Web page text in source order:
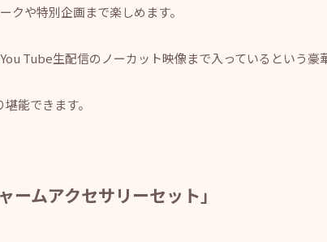
クや特別企画まで楽しめます。
Tube生配信のノーカット映像まで入っているという豪
能できます。
ムアクセサリーセット」